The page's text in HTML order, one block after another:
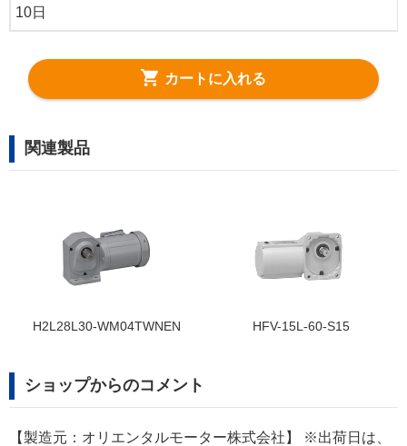
10日
カートに入れる
関連製品
60-S15 HLMN-28L-900-T40W FF28L120-
ショップからのコメント
【製造元：オリエンタルモーター株式会社】 ※出荷日は、